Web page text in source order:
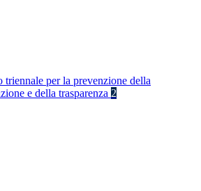
triennale per la prevenzione della
e della trasparenza 2